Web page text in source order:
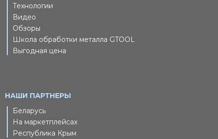
Технологии
Видео
Обзоры
Школа обработки металла GTOOL
Выгодная цена
НАШИ ПАРТНЕРЫ
Беларусь
На маркетплейсах
Республика Крым